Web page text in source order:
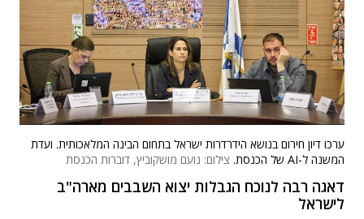
ערכו דיון חירום בנושא הידרדרות ישראל בתחום הבינה המלאכותית. ועדת
המשנה ל-AI של הכנסת.
צילום: נועם מושקוביץ, דוברות הכנסת
דאגה רבה לנוכח הגבלות יצוא השבבים מארה"ב
לישראל